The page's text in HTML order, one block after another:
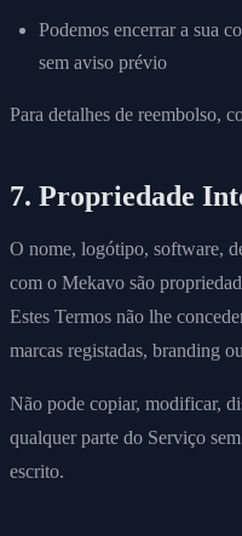
Podemos encerrar a sua
sem aviso prévio
Para detalhes de reembolso,
7. Propriedade
O nome, logótipo, software,
com o Mekavo são
Estes Termos não lhe
marcas registadas, branding
Não pode copiar, modificar,
qualquer parte do Serviço
escrito.